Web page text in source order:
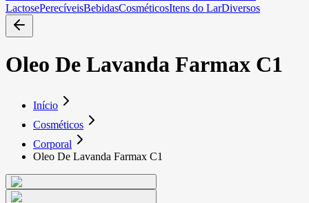
LactosePerecíveisBebidasCosméticosItens do LarDiversos
Oleo De Lavanda Farmax C1
Início
Cosméticos
Corporal
Oleo De Lavanda Farmax C1